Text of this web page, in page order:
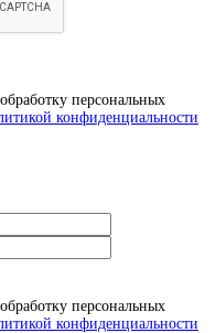
персональных
конфиденциальности
персональных
конфиденциальности